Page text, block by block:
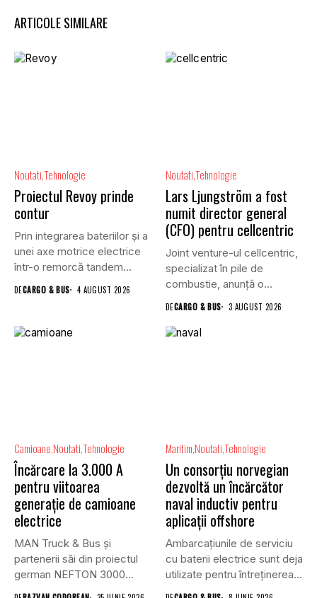
ARTICOLE SIMILARE
NoutatiTehnologie
Proiectul Revoy prinde
contur
Prin integrarea bateriilor și a
unei axe motrice electrice
într-o remorcă tandem...
DECARGO & BUS 4 AUGUST 2026
NoutatiTehnologie
Lars Ljungström a fost
numit director general
(CFO) pentru cellcentric
Joint venture-ul cellcentric,
specializat în pile de
combustie, anunță o
DECARGO & BUS 3 AUGUST 2026
Camioane NoutatiTehnologie
Încărcare la 3.000 A
pentru viitoarea
generație de camioane
electrice
MAN Truck & Bus și
partenerii săi din proiectul
german NEFTON 3000...
Maritim NoutatiTehnologie
Un consorțiu norvegian
dezvoltă un încărcător
naval inductiv pentru
aplicații offshore
Ambarcațiunile de serviciu
cu baterii electrice sunt deja
utilizate pentru întreținerea
parcurilor...